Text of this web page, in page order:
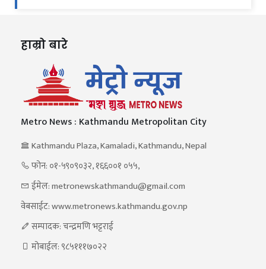
हाम्रो बारे
Metro News : Kathmandu Metropolitan City
Kathmandu Plaza, Kamaladi, Kathmandu, Nepal
फोन: ०१-५९०९०३२, १६६००१ ०५५,
ईमेल: metronewskathmandu@gmail.com
वेबसाईट: www.metronews.kathmandu.gov.np
सम्पादक: चन्द्रमणि भट्टराई
मोबाईल: ९८५१११७०२२